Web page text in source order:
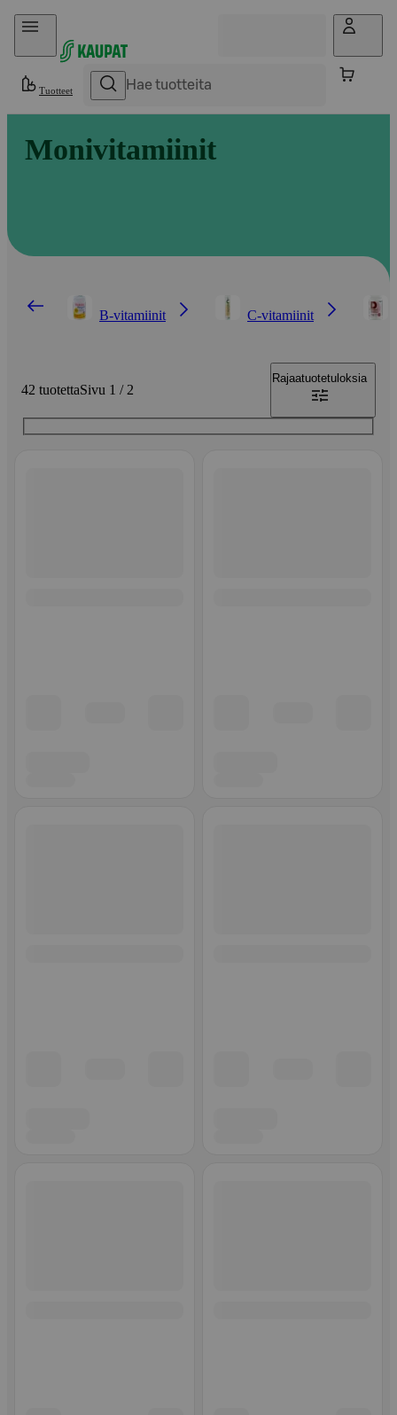
Hyppää sisältöön
Tuotteet
Monivitamiinit
B-vitamiinit C-vitamiinit
42 tuotettaSivu 1 / 2
Rajaatuotetuloksia